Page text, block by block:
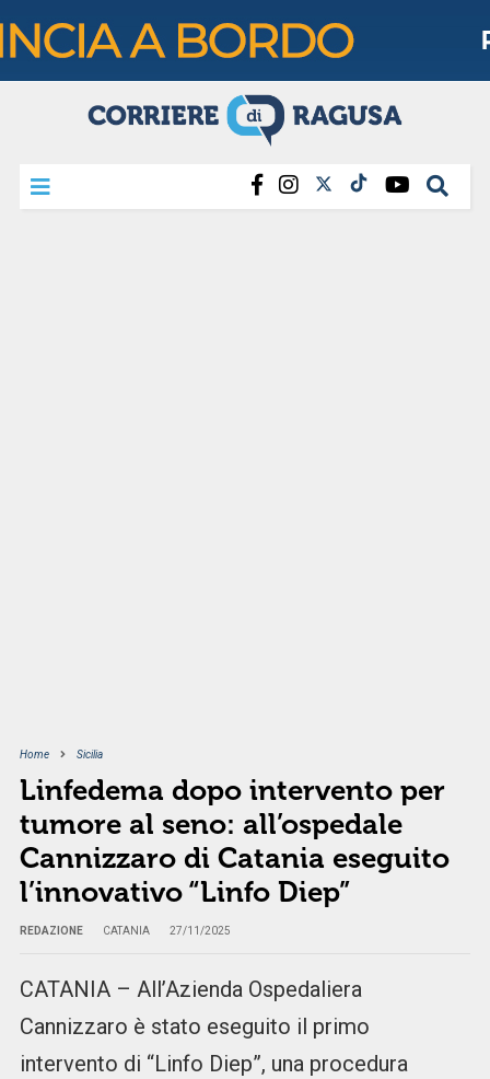
Home Sicilia
Linfedema dopo intervento per
tumore al seno: all’ospedale
Cannizzaro di Catania eseguito
l’innovativo “Linfo Diep”
REDAZIONE CATANIA 27/11/2025
CATANIA – All’Azienda Ospedaliera
Cannizzaro è stato eseguito il primo
intervento di “Linfo Diep”, una procedura